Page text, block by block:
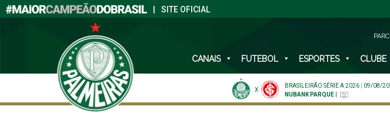
SITE OFICIAL
CANAIS FUTEBOL ESPORTES CLUBE
X
BRASILEIRÃO SÉRIE A 2026 09/08/
NUBANK PARQUE